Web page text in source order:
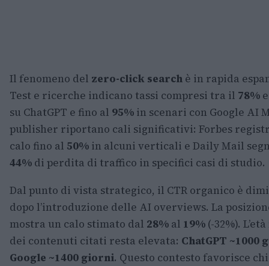
Il fenomeno del zero-click search è in rapida
Test e ricerche indicano tassi compresi tra il 78%
su ChatGPT e fino al 95% in scenari con Google AI
publisher riportano cali significativi: Forbes
calo fino al 50% in alcuni verticali e Daily Mail
44% di perdita di traffico in specifici casi di studio.
Dal punto di vista strategico, il CTR organico è
dopo l’introduzione delle AI overviews. La
mostra un calo stimato dal 28% al 19% (-32%).
dei contenuti citati resta elevata: ChatGPT ~1000
Google ~1400 giorni. Questo contesto favorisce chi